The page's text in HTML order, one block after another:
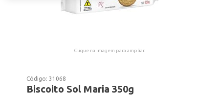
Clique na imagem para ampliar.
Código:31068
Biscoito Sol Maria 350g